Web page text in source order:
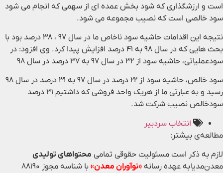
است و ارزشگذاری که شود بخش عمده ای از سهمی که انجام می شود
سود خالصی است که نصیب مجموعه می شود.
نتیجه این اقدامات حاشیه سود ناخاص ما در سال ۹۷ ، ۳۸ درصد بود با
بحث هایی که در سال ۹۸ به ۴۱ درصد افزایش پیدا کرد. وی افزود: در
سودعملیاتی، حاشیه سود از ۳۲ در سال ۹۷ به ۳۷ درصد در سال ۹۸
سود خالص، حاشیه سود از ۲۲ درصد در سال ۹۷ به ۳۱ درصد در سال ۹۸
رسید و به عبارتی ما از هریک واحد فروشی که داشتیم ۳۱ درصد
سودخالص نصیب شرکت شد.
انتخاب سردبیر
مطالعه‌ی بیشتر:
لازم به ذکر است مسئولیت حقوقی تمامی محتواهای تولیدی
معدن‌مدیا به عهده رسانه «نوآوران معدن»
با شناسه مجوز ۸۸۱۹۰